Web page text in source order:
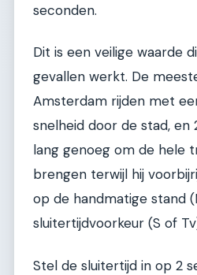
seconden.
Dit is een veilige waarde
gevallen werkt. De
Amsterdam rijden met
snelheid door de stad, en
lang genoeg om de hele
brengen terwijl hij
op de handmatige stand
sluitertijdvoorkeur (S of
Stel de sluitertijd in op 2